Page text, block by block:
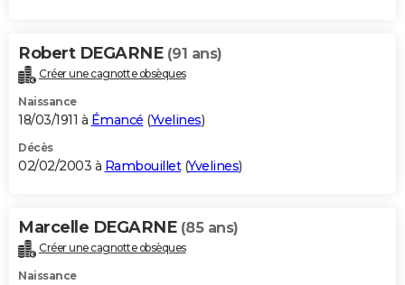
Robert DEGARNE (91 ans)
Créer une cagnotte obsèques
Naissance
18/03/1911 à Émancé (Yvelines)
Décès
02/02/2003 à Rambouillet(Yvelines)
Marcelle DEGARNE (85 ans)
Créer une cagnotte obsèques
Naissance